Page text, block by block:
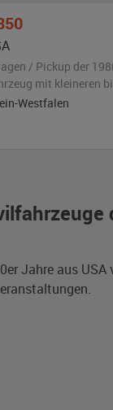
Jahre aus
/ Pickup der
mit kleineren
Westfalen